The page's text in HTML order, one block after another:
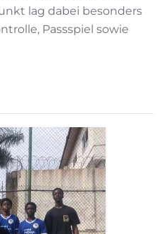
lag dabei besonders
Passspiel sowie